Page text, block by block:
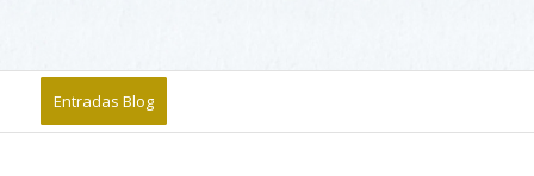
Entradas Blog